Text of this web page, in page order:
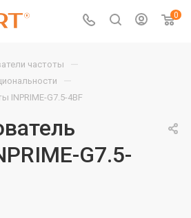
0
частоты —
—
INPRIME-G7.5-4BF
G7.5-